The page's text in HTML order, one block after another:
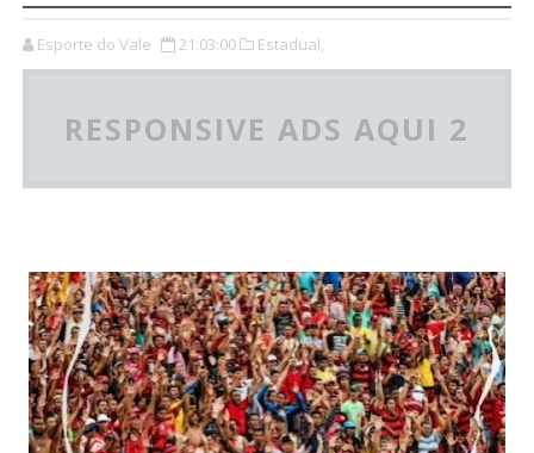
Esporte do Vale 21:03:00 Estadual,
RESPONSIVE ADS AQUI 2